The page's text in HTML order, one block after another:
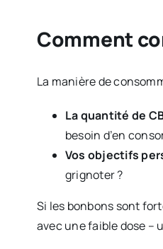
Comment
La manière de
La quantité de
besoin d’en
Vos objectifs
grignoter ?
Si les bonbons sont
avec une faible dose –